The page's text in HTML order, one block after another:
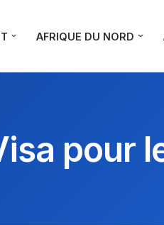
AFRIQUE DU NORD
pour